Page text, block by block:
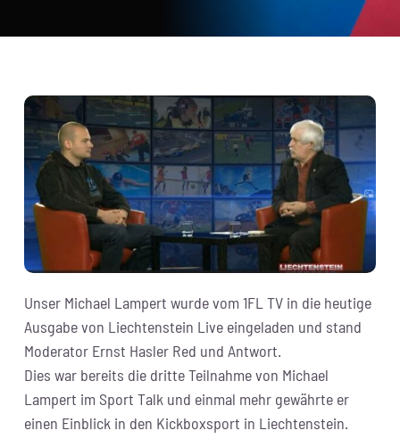
Unser Michael Lampert wurde vom 1FL TV in die heutige
Ausgabe von Liechtenstein Live eingeladen und stand
Moderator Ernst Hasler Red und Antwort.
Dies war bereits die dritte Teilnahme von Michael
Lampert im Sport Talk und einmal mehr gewährte er
einen Einblick in den Kickboxsport in Liechtenstein.